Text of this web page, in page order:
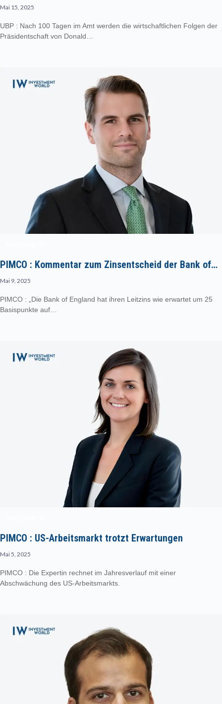
Mai 15, 2025
UBP : Nach 100 Tagen im Amt werden die wirtschaftlichen Folgen der
Präsidentschaft von Donald…
PIMCO : Kommentar zum Zinsentscheid der Bank of…
Mai 9, 2025
PIMCO : „Die Bank of England hat ihren Leitzins wie erwartet um 25
Basispunkte auf…
PIMCO : US-Arbeitsmarkt trotzt Erwartungen
Mai 5, 2025
PIMCO : Die Expertin rechnet im Jahresverlauf mit einer
Abschwächung des US-Arbeitsmarkts.